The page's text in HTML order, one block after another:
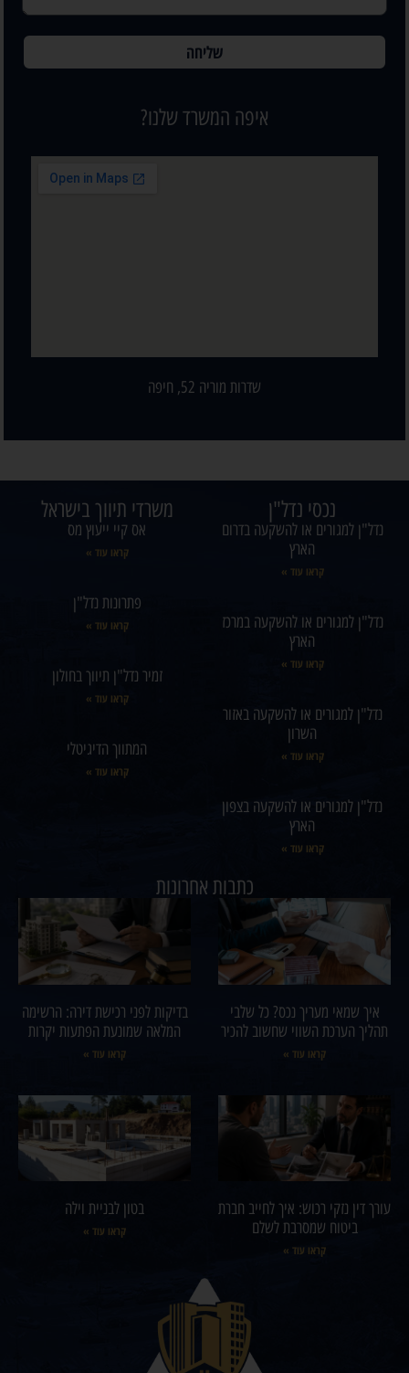
שליחה
איפה המשרד שלנו?
שדרות מוריה 52, חיפה
נכסי נדל"ן
נדל"ן למגורים או להשקעה בדרום
הארץ
קראו עוד »
נדל"ן למגורים או להשקעה במרכז
הארץ
קראו עוד »
נדל"ן למגורים או להשקעה באזור
השרון
קראו עוד »
נדל"ן למגורים או להשקעה בצפון
הארץ
קראו עוד »
משרדי תיווך בישראל
אס קיי ייעוץ מס
קראו עוד »
פתרונות נדל"ן
קראו עוד »
זמיר נדל"ן תיווך בחולון
קראו עוד »
המתווך הדיגיטלי
קראו עוד »
כתבות אחרונות
איך שמאי מעריך נכס? כל שלבי
תהליך הערכת השווי שחשוב להכיר
קראו עוד »
בדיקות לפני רכישת דירה: הרשימה
המלאה שמונעת הפתעות יקרות
קראו עוד »
עורך דין נזקי רכוש: איך לחייב חברת
ביטוח שמסרבת לשלם
קראו עוד »
בטון לבניית וילה
קראו עוד »